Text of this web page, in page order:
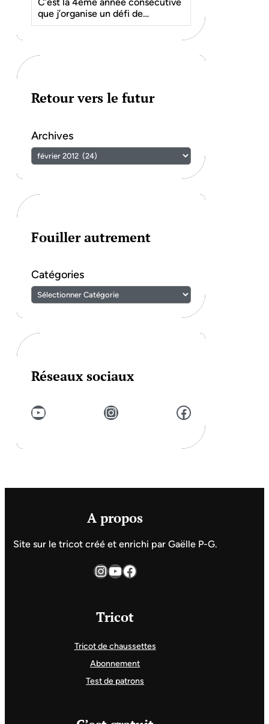
que j’organise un défi de…
Retour vers le futur
Archives
Fouiller autrement
Catégories
Réseaux sociaux
YouTube Instagram Facebook
A propos
Site sur le tricot créé et enrichi par Gaëlle P-G.
InstagramYouTube Facebook
Tricot
Tricot de chaussettes
Abonnement
Test de patrons